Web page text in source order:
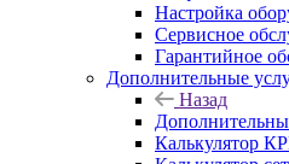
Настройка
Сервисное
Гарантийное
Дополнительные
Назад
Калькулятор